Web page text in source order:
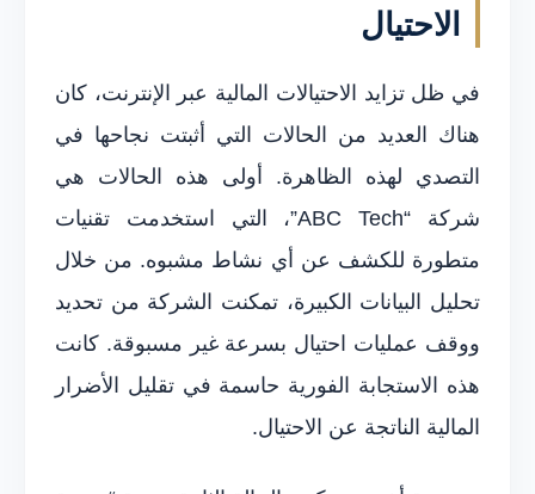
الاحتيال
في ظل تزايد الاحتيالات المالية عبر الإنترنت، كان
هناك العديد من الحالات التي أثبتت نجاحها في
التصدي لهذه الظاهرة. أولى هذه الحالات هي
شركة “ABC Tech”، التي استخدمت تقنيات
متطورة للكشف عن أي نشاط مشبوه. من خلال
تحليل البيانات الكبيرة، تمكنت الشركة من تحديد
ووقف عمليات احتيال بسرعة غير مسبوقة. كانت
هذه الاستجابة الفورية حاسمة في تقليل الأضرار
المالية الناتجة عن الاحتيال.